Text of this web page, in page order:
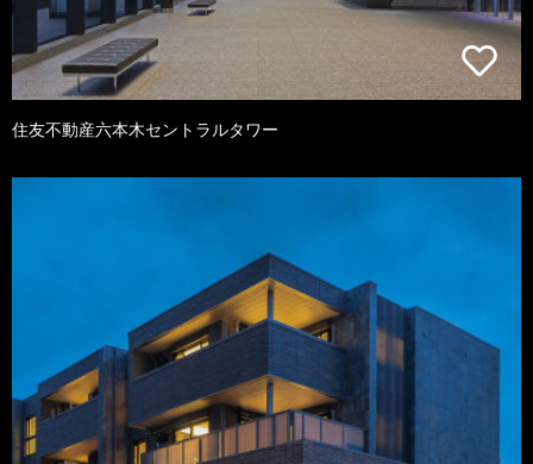
住友不動産六本木セントラルタワー